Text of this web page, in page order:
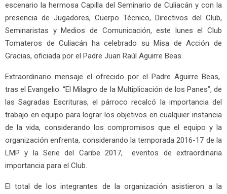
escenario la hermosa Capilla del Seminario de Culiacán y con la
presencia de Jugadores, Cuerpo Técnico, Directivos del Club,
Seminaristas y Medios de Comunicación, este lunes el Club
Tomateros de Culiacán ha celebrado su Misa de Acción de
Gracias, oficiada por el Padre Juan Raúl Aguirre Beas.
Extraordinario mensaje el ofrecido por el Padre Aguirre Beas,
tras el Evangelio: “El Milagro de la Multiplicación de los Panes”, de
las Sagradas Escrituras, el párroco recalcó la importancia del
trabajo en equipo para lograr los objetivos en cualquier instancia
de la vida, considerando los compromisos que el equipo y la
organización enfrenta, considerando la temporada 2016-17 de la
LMP y la Serie del Caribe 2017, eventos de extraordinaria
importancia para el Club.
El total de los integrantes de la organización asistieron a la